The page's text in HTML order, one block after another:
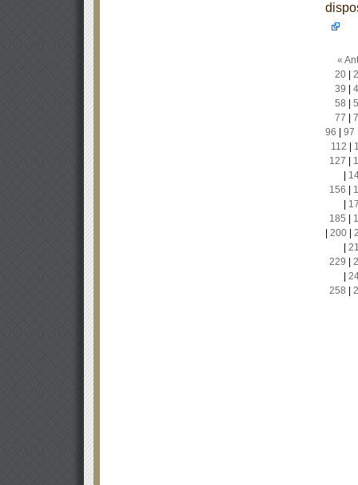
«
20|
39
58
77
96
97
112
127
156
185
200|
229
258